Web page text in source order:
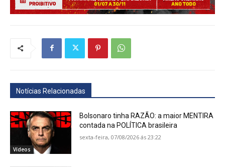
Notícias Relacionadas
Vídeos
Bolsonaro tinha RAZÃO: a maior MENTIRA
contada na POLÍTICA brasileira
sexta-feira, 07/08/2026 ás 23:22